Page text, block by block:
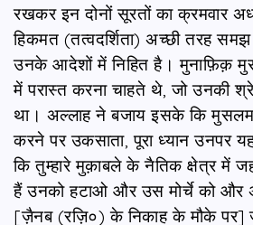
रखकर इन दोनों सूरतों का क्रमवार
हिकमत (तत्वदर्शिता) अच्छी तरह
उनके आदेशों में निहित है। मुनाफ़िक़
में परास्त करना चाहते थे, जो उनकी
था। अल्लाह ने बजाय इसके कि
करने पर उकसाता, पूरा ध्यान उनपर यह
कि तुम्हारे मुक़ाबले के नैतिक क्षेत्र में
हैं उनको हटाओ और उस मोर्चे को और
[ज़ैनब (रज़ि०) के निकाह के मौके पर]